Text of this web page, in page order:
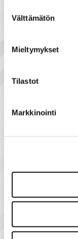
valinta
Välttämätön
Mieltymykset
Tilastot
Markkinointi
Näytä